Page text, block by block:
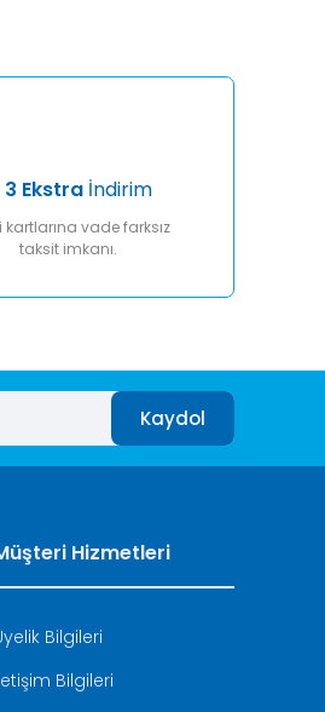
3 Ekstra İndirim
kartlarına vade farksız
taksit imkanı.
Kaydol
Hizmetleri
Bilgileri
Bilgileri